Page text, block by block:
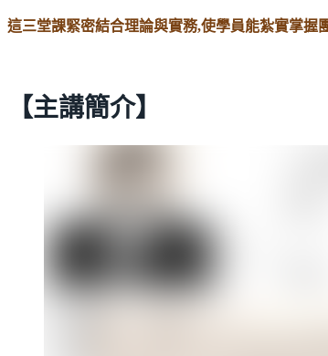
這三堂課緊密結合理論與實務,使學員能紮實掌
【主講簡介】